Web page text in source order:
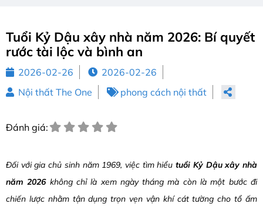
Tuổi Kỷ Dậu xây nhà năm 2026: Bí quyết
rước tài lộc và bình an
2026-02-26
2026-02-26
Nội thất The One
phong cách nội thất
Đánh giá:
Đối với gia chủ sinh năm 1969, việc tìm hiểutuổi Kỷ Dậu xây nhà
năm 2026không chỉ là xem ngày tháng mà còn là một bước đi
chiến lược nhằm tận dụng trọn vẹn vận khí cát tường cho tổ ấm